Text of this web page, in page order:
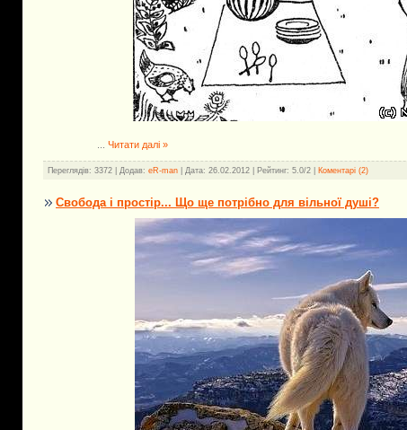
Читати далі »
Переглядів: 3372 | Додав: eR-man | Дата: 26.02.2012 | Рейтинг: 5.0/2 | Коментарі (2)
Свобода і простір... Що ще потрібно для вільної душі?